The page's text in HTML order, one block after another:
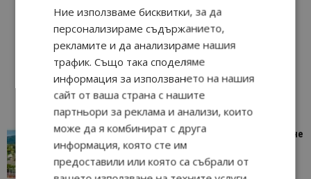
“Пощенска картичка от…”: Петрич – Изживяване
отвъд очакваното
Петрич 11/07/2026 11:22
Ние използваме бисквитки, за да
персонализираме съдържанието,
рекламите и да анализираме нашия
трафик. Също така споделяме
информация за използването на нашия
сайт от ваша страна с нашите
партньори за реклама и анализи, които
може да я комбинират с друга
информация, която сте им
предоставили или която са събрали от